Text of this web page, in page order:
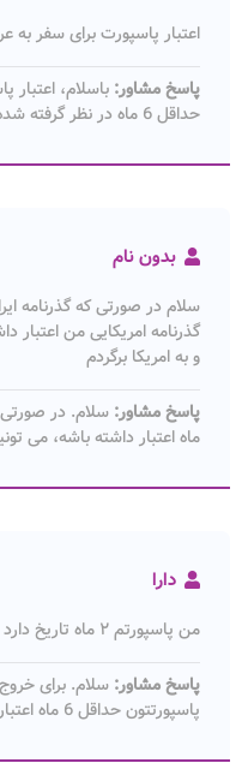
اعتبار پاسپورت برای سفر
پاسخ مشاور: باسلام، اعتبار
حداقل 6 ماه در نظر گرفته شده است.
بدون نام
گذرنامه امریکایی من اعتبار
و به امریکا برگردم
پاسخ مشاور:
ماه اعتبار داشته باشه، می
دارا
من پاسپورتم ۲ ماه تاریخ دارد آیا میتونم به عراق سفر کنم
پاسخ مشاور: سلام. برای
پاسپورتتون حداقل 6 ماه اعتبار داشته باشه.